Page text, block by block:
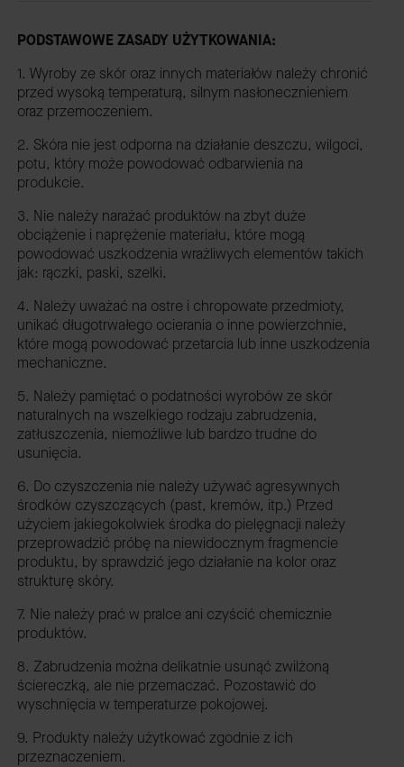
PODSTAWOWE ZASADY UŻYTKOWANIA:
1. Wyroby ze skór oraz innych materiałów należy chronić
przed wysoką temperaturą, silnym nasłonecznieniem
oraz przemoczeniem.
2. Skóra nie jest odporna na działanie deszczu, wilgoci,
potu, który może powodować odbarwienia na
produkcie.
3. Nie należy narażać produktów na zbyt duże
obciążenie i naprężenie materiału, które mogą
powodować uszkodzenia wrażliwych elementów takich
jak: rączki, paski, szelki.
4. Należy uważać na ostre i chropowate przedmioty,
unikać długotrwałego ocierania o inne powierzchnie,
które mogą powodować przetarcia lub inne uszkodzenia
mechaniczne.
5. Należy pamiętać o podatności wyrobów ze skór
naturalnych na wszelkiego rodzaju zabrudzenia,
zatłuszczenia, niemożliwe lub bardzo trudne do
usunięcia.
6. Do czyszczenia nie należy używać agresywnych
środków czyszczących (past, kremów, itp.) Przed
użyciem jakiegokolwiek środka do pielęgnacji należy
przeprowadzić próbę na niewidocznym fragmencie
produktu, by sprawdzić jego działanie na kolor oraz
strukturę skóry.
7. Nie należy prać w pralce ani czyścić chemicznie
produktów.
8. Zabrudzenia można delikatnie usunąć zwilżoną
ściereczką, ale nie przemaczać. Pozostawić do
wyschnięcia w temperaturze pokojowej.
9. Produkty należy użytkować zgodnie z ich
przeznaczeniem.